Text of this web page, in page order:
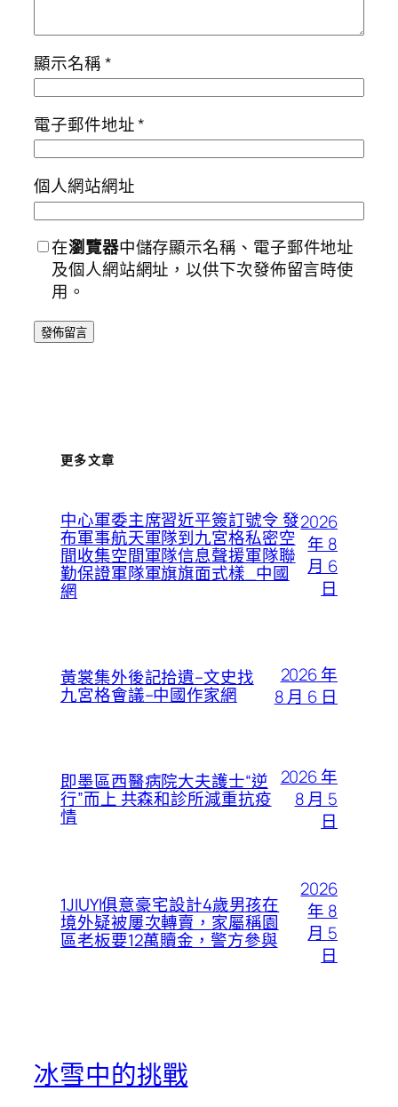
顯示名稱*
電子郵件地址*
個人網站網址
在瀏覽器中儲存顯示名稱、電子郵件地址
及個人網站網址，以供下次發佈留言時使
用。
更多文章
中心軍委主席習近平簽訂號令 發
布軍事航天軍隊到九宮格私密空
間收集空間軍隊信息聲援軍隊聯
勤保證軍隊軍旗旗面式樣_中國
網
2026
年 8
月 6
日
黃裳集外後記拾遺–文史找
九宮格會議–中國作家網
2026 年
8 月 6 日
即墨區西醫病院大夫護士“逆
行”而上 共森和診所減重抗疫
情
2026 年
8 月 5
日
1JIUYI俱意豪宅設計4歲男孩在
境外疑被屢次轉賣，家屬稱園
區老板要12萬贖金，警方參與
2026
年 8
月 5
日
冰雪中的挑戰